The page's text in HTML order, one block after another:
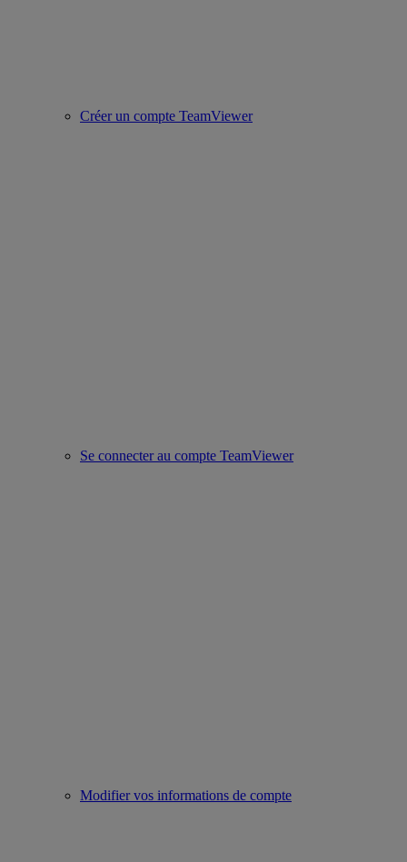
Créer un compte TeamViewer
Se connecter au compte TeamViewer
Modifier vos informations de compte